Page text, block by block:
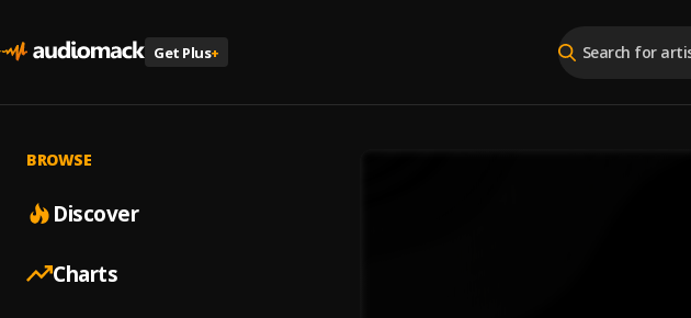
Get Plus+
BROWSE
Discover
Charts